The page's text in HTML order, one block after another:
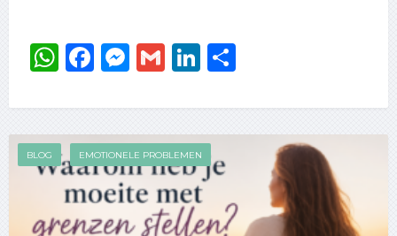
WhatsApp
Facebook
Messenger
GmailLinkedIn
BLOG EMOTIONELE PROBLEMEN